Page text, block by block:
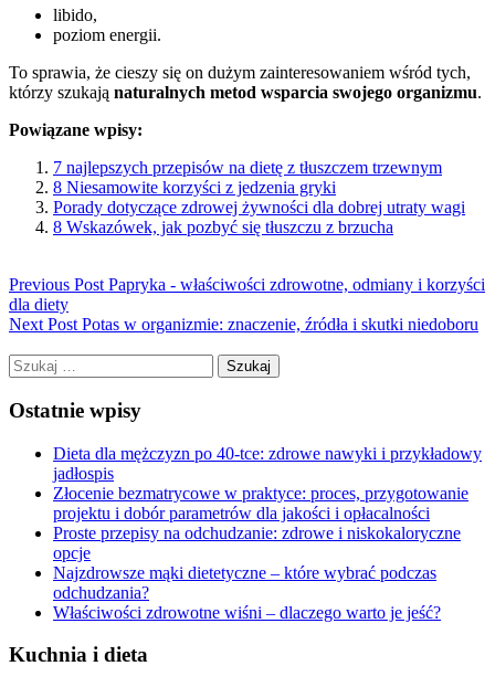
libido,
poziom energii.
To sprawia, że cieszy się on dużym zainteresowaniem wśród tych,
którzy szukają naturalnych metod wsparcia swojego organizmu.
Powiązane wpisy:
7 najlepszych przepisów na dietę z tłuszczem trzewnym
8 Niesamowite korzyści z jedzenia gryki
Porady dotyczące zdrowej żywności dla dobrej utraty wagi
8 Wskazówek, jak pozbyć się tłuszczu z brzucha
Previous Post Papryka - właściwości zdrowotne, odmiany i korzyści
dla diety
Next Post Potas w organizmie: znaczenie, źródła i skutki niedoboru
Szukaj:
Ostatnie wpisy
Dieta dla mężczyzn po 40-tce: zdrowe nawyki i przykładowy
jadłospis
Złocenie bezmatrycowe w praktyce: proces, przygotowanie
projektu i dobór parametrów dla jakości i opłacalności
Proste przepisy na odchudzanie: zdrowe i niskokaloryczne
opcje
Najzdrowsze mąki dietetyczne – które wybrać podczas
odchudzania?
Właściwości zdrowotne wiśni – dlaczego warto je jeść?
Kuchnia i dieta